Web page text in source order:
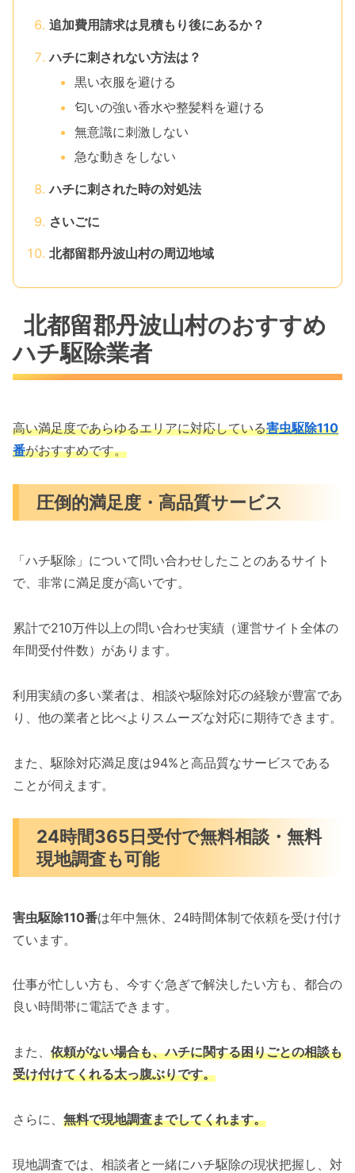
追加費用請求は見積もり後にあるか？
ハチに刺されない方法は？
黒い衣服を避ける
匂いの強い香水や整髪料を避ける
無意識に刺激しない
急な動きをしない
ハチに刺された時の対処法
さいごに
北都留郡丹波山村の周辺地域
北都留郡丹波山村のおすすめ
ハチ駆除業者
高い満足度であらゆるエリアに対応している害虫駆除110
番がおすすめです。
圧倒的満足度・高品質サービス
「ハチ駆除」について問い合わせしたことのあるサイト
で、非常に満足度が高いです。
累計で210万件以上の問い合わせ実績（運営サイト全体の
年間受付件数）があります。
利用実績の多い業者は、相談や駆除対応の経験が豊富であ
り、他の業者と比べよりスムーズな対応に期待できます。
また、駆除対応満足度は94%と高品質なサービスである
ことが伺えます。
24時間365日受付で無料相談・無料
現地調査も可能
害虫駆除110番は年中無休、24時間体制で依頼を受け付け
ています。
仕事が忙しい方も、今すぐ急ぎで解決したい方も、都合の
良い時間帯に電話できます。
また、 依頼がない場合も、ハチに関する困りごとの相談も
受け付けてくれる太っ腹ぶりです。
さらに、 無料で現地調査までしてくれます。
現地調査では、相談者と一緒にハチ駆除の現状把握し、対